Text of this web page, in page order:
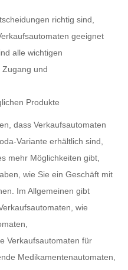
richtig sind,
geeignet
alle wichtigen
Zugang und
Produkte
dass Verkaufsautomaten
Variante erhältlich sind,
mehr Möglichkeiten gibt,
wie Sie ein Geschäft mit
Im Allgemeinen gibt
wie
Verkaufsautomaten für
Medikamentenautomaten,